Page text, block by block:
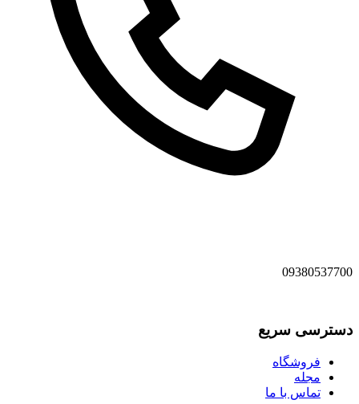
09380537700
دسترسی سریع
فروشگاه
مجله
تماس با ما